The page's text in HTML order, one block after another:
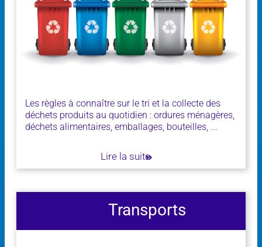
Les règles à connaître sur le tri et la collecte des
déchets produits au quotidien : ordures ménagères,
déchets alimentaires, emballages, bouteilles, ...
Lire la suite
Transports